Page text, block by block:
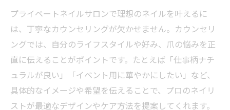
プライベートネイルサロンで理想のネイルを叶えるに
は、丁寧なカウンセリングが欠かせません。カウンセリ
ングでは、自分のライフスタイルや好み、爪の悩みを正
直に伝えることがポイントです。たとえば「仕事柄ナチ
ュラルが良い」「イベント用に華やかにしたい」など、
具体的なイメージや希望を伝えることで、プロのネイリ
ストが最適なデザインやケア方法を提案してくれます。